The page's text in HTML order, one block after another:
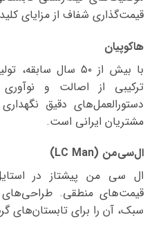
قیمت‌گذاری شفاف از مزایای
هاکوپیان
با بیش از ۵۰ سال
ترکیبی از اصالت و
دستورالعمل‌های دقیق
مشتریان ایرانی است.
ال‌سی‌من (LC Man)
ال سی من پیشتاز در
قیمت‌های منطقی. طراحی‌های
سبک، آن را برای تابستان‌های